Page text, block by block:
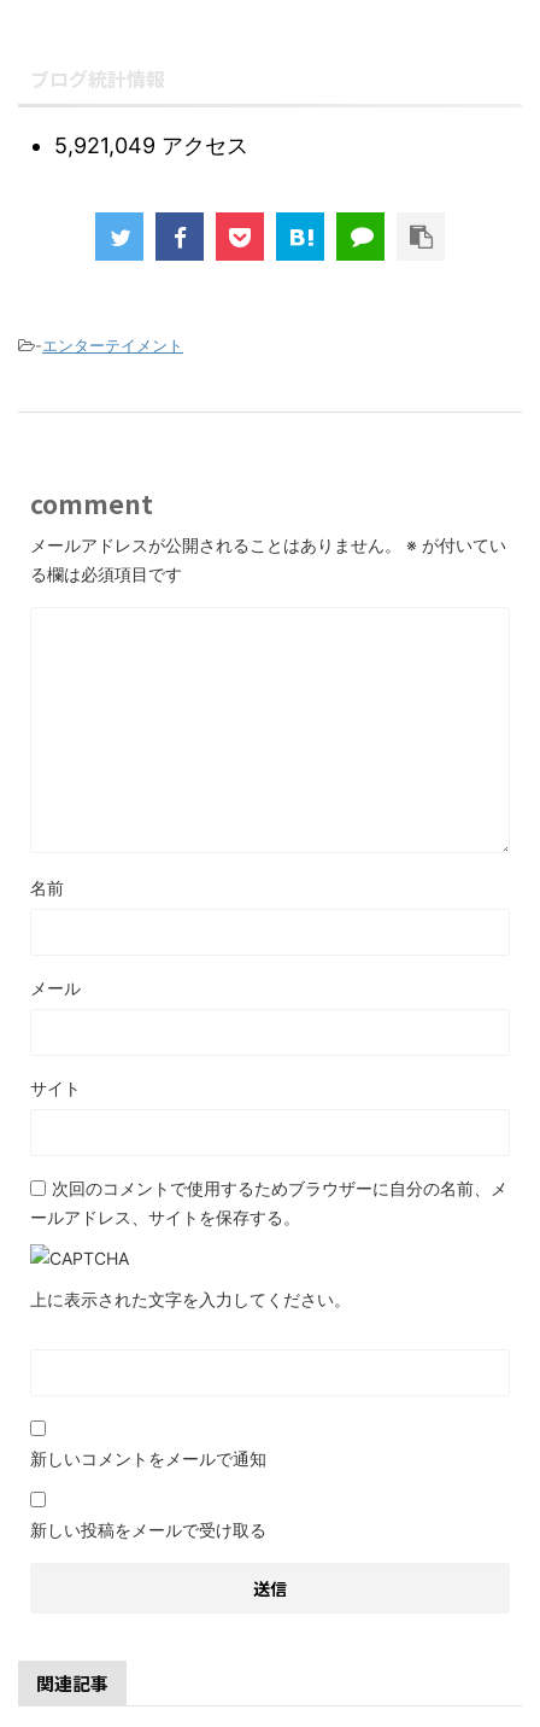
ブログ統計情報
5,921,049 アクセス
-エンターテイメント
comment
メールアドレスが公開されることはありません。 ※ が付いてい
る欄は必須項目です
名前
メール
サイト
次回のコメントで使用するためブラウザーに自分の名前、メ
ールアドレス、サイトを保存する。
上に表示された文字を入力してください。
新しいコメントをメールで通知
新しい投稿をメールで受け取る
関連記事